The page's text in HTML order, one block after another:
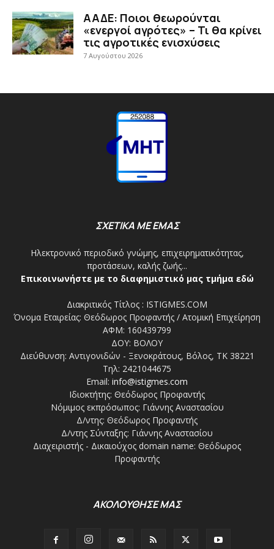
ΑΑΔΕ: Ποιοι θεωρούνται
«ενεργοί αγρότες» – Τι θα κρίνει
τις αγροτικές ενισχύσεις
7 Αυγούστου 2026
ΣΧΕΤΙΚΑ ΜΕ ΕΜΑΣ
Ηλεκτρονικό περιοδικό γνώμης, επιχειρηματικότητας,
προτάσεων, καλής ζωής...
Επικοινωνήστε με το διαφημιστικό μας τμήμα εδώ
Διακριτικός Τίτλος : ISTIGMES.COM
Όνομα Εταιρείας: Θεόδωρος Προφαντής / Ατομική Επιχείρηση
ΑΦΜ: 160439799
ΔΟΥ: ΒΟΛΟΥ
Διεύθυνση: Αντιγονιδών - Ξενοκράτους, Βόλος, ΤΚ 38221
Τηλ: 2421044675
Email: info@istigmes.com
Ιδιοκτήτης: Θεόδωρος Προφαντής
Νόμιμος εκπρόσωπος: Γιάννης Αναστασίου
Δ/ντης: Θεόδωρος Προφαντής
Δ/ντης Σύνταξης: Γιάννης Αναστασίου
Διαχειριστής - Δικαιούχος domain name: Θεόδωρος
Προφαντής
ΑΚΟΛΟΥΘΗΣΕ ΜΑΣ